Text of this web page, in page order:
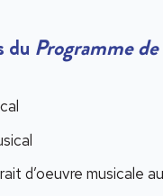
du Programme
d’oeuvre musicale